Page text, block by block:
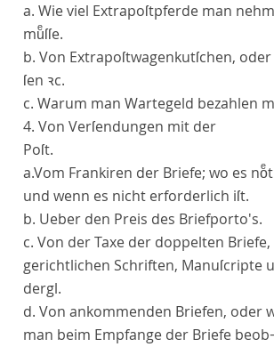
a. Wie viel Extrapoſtpferde man
muͤſſe.
b. Von Extrapoſtwagenkutſchen,
ſen ꝛc.
c. Warum man Wartegeld bezahlen
4. Von Verſendungen mit der
Poſt.
a.Vom Frankiren der Briefe; wo es
und wenn es nicht erforderlich iſt.
b. Ueber den Preis des Briefporto's.
c. Von der Taxe der doppelten
gerichtlichen Schriften, Manuſcripte
dergl.
d. Von ankommenden Briefen, oder
man beim Empfange der Briefe